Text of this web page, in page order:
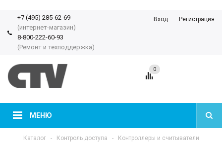
+7 (495) 285-62-69
(интернет-магазин)
8-800-222-60-93
(Ремонт и техподдержка)
Вход Регистрация
МЕНЮ
0
Каталог - Контроль доступа - Контроллеры и считыватели